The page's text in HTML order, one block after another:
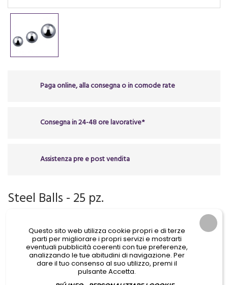
Paga online, alla consegna o in comode rate
Consegna in 24-48 ore lavorative*
Assistenza pre e post vendita
Steel Balls - 25 pz.
4,60 € IVA Incl.
Inserire un paio di sferette nel flacone d'inchiostro per
Questo sito web utilizza cookie propri e di terze
parti per migliorare i propri servizi e mostrarti
eventuali pubblicità coerenti con tue preferenze,
analizzando le tue abitudini di navigazione. Per
dare il tuo consenso al suo utilizzo, premi il
pulsante Accetta.